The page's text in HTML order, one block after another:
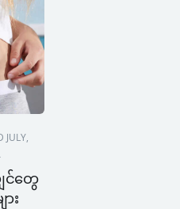
JULY,
င်တွေ
း